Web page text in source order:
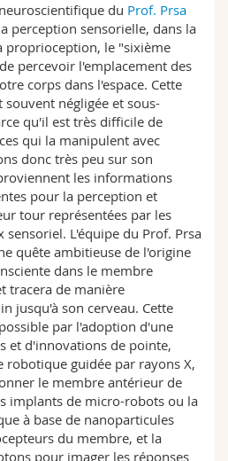
du Prof. Prsa
perception sensorielle, dans la
proprioception, le "sixième
percevoir l'emplacement des
corps dans l'espace. Cette
négligée et sous-
qu'il est très difficile de
qui la manipulent avec
donc très peu sur son
les informations
pour la perception et
tour représentées par les
sensoriel. L'équipe du Prof. Prsa
quête ambitieuse de l'origine
dans le membre
tracera de manière
jusqu'à son cerveau. Cette
par l'adoption d'une
et d'innovations de pointe,
robotique guidée par rayons X,
le membre antérieur de
implants de micro-robots ou la
à base de nanoparticules
du membre, et la
pour imager les réponses